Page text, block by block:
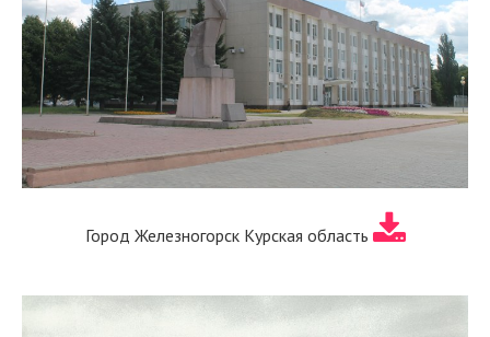
Город Железногорск Курская область